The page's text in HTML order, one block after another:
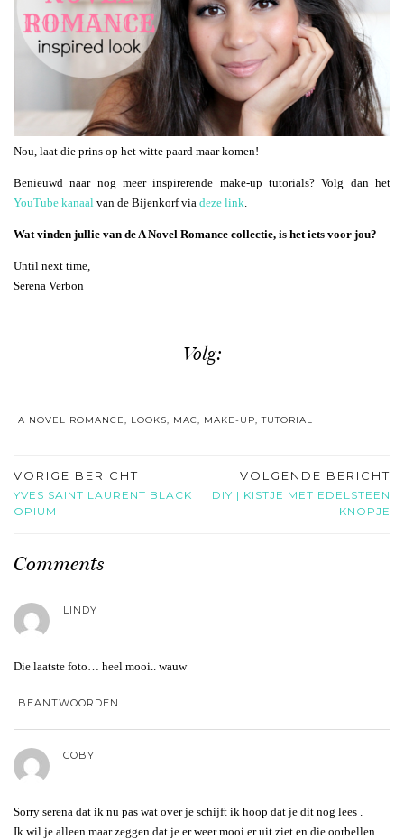
Nou, laat die prins op het witte paard maar komen!
Benieuwd naar nog meer inspirerende make-up tutorials? Volg dan het
YouTube kanaal van de Bijenkorf via deze link.
Wat vinden jullie van de A Novel Romance collectie, is het iets voor jou?
Until next time,
Serena Verbon
Volg:
A NOVEL ROMANCE, LOOKS, MAC, MAKE-UP,TUTORIAL
VORIGE BERICHT
YVES SAINT LAURENT BLACK
OPIUM
VOLGENDE BERICHT
DIY | KISTJE MET EDELSTEEN
KNOPJE
Comments
LINDY
Die laatste foto… heel mooi.. wauw
BEANTWOORDEN
COBY
Sorry serena dat ik nu pas wat over je schijft ik hoop dat je dit nog lees .
Ik wil je alleen maar zeggen dat je er weer mooi er uit ziet en die oorbellen